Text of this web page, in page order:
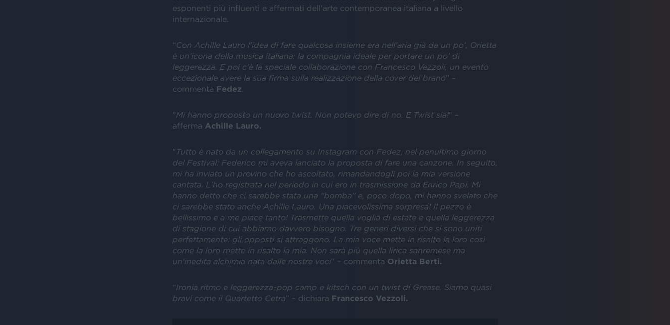
esponenti più influenti e affermati dell’arte contemporanea italiana a livello
internazionale.
“Con Achille Lauro l’idea di fare qualcosa insieme era nell’aria già da un po’, Orietta
è un’icona della musica italiana: la compagnia ideale per portare un po’ di
leggerezza. E poi c’è la speciale collaborazione con Francesco Vezzoli, un evento
eccezionale avere la sua firma sulla realizzazione della cover del brano” –
commenta Fedez
"Mi hanno proposto un nuovo twist. Non potevo dire di no. E Twist sia!" –
afferma Achille Lauro.
"Tutto è nato da un collegamento su Instagram con Fedez, nel penultimo giorno
del Festival: Federico mi aveva lanciato la proposta di fare una canzone. In seguito,
mi ha inviato un provino che ho ascoltato, rimandandogli poi la mia versione
cantata. L'ho registrata nel periodo in cui ero in trasmissione da Enrico Papi. Mi
hanno detto che ci sarebbe stata una “bomba” e, poco dopo, mi hanno svelato che
ci sarebbe stato anche Achille Lauro. Una piacevolissima sorpresa! Il pezzo è
bellissimo e a me piace tanto! Trasmette quella voglia di estate e quella leggerezza
di stagione di cui abbiamo davvero bisogno. Tre generi diversi che si sono uniti
perfettamente: gli opposti si attraggono. La mia voce mette in risalto la loro così
come la loro mette in risalto la mia. Non sarà più quella lirica sanremese ma
un'inedita alchimia nata dalle nostre voci” – commenta Orietta Berti.
“Ironia ritmo e leggerezza-pop camp e kitsch con un twist di Grease. Siamo quasi
bravi come il Quartetto Cetra” – dichiara Francesco Vezzoli.